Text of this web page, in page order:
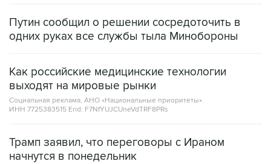
Путин сообщил о решении сосредоточить в
одних руках все службы тыла Минобороны
Как российские медицинские технологии
выходят на мировые рынки
Социальная реклама, АНО «Национальные приоритеты».
ИНН 7725383515 Erid: F7NfYUJCUneVdTRF8PRs
Трамп заявил, что переговоры с Ираном
начнутся в понедельник